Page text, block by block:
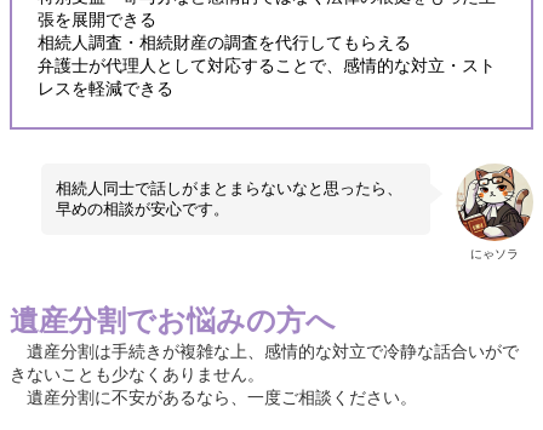
張を展開できる
相続人調査・相続財産の調査を代行してもらえる
弁護士が代理人として対応することで、感情的な対立・スト
レスを軽減できる
にゃソラ
相続人同士で話しがまとまらないなと思ったら、
早めの相談が安心です。
遺産分割でお悩みの方へ
遺産分割は手続きが複雑な上、感情的な対立で冷静な話合いがで
きないことも少なくありません。
遺産分割に不安があるなら、一度ご相談ください。